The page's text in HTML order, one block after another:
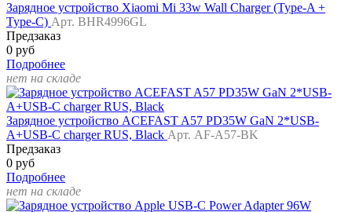
Зарядное устройство Xiaomi Mi 33w Wall Charger (Type-A +
Type-C) Арт. BHR4996GL
Предзаказ
0 руб
Подробнее
нет на складе
Зарядное устройство ACEFAST A57 PD35W GaN 2*USB-
A+USB-C charger RUS, Black Арт. AF-A57-BK
Предзаказ
0 руб
Подробнее
нет на складе